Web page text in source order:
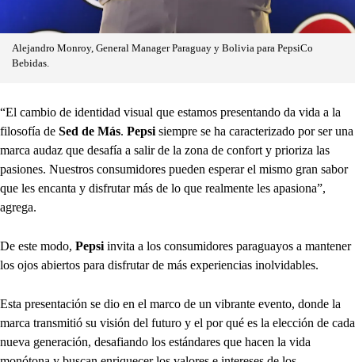
Alejandro Monroy, General Manager Paraguay y Bolivia para PepsiCo
Bebidas.
“El cambio de identidad visual que estamos presentando da vida a la
filosofía de Sed de Más. Pepsi siempre se ha caracterizado por ser una
marca audaz que desafía a salir de la zona de confort y prioriza las
pasiones. Nuestros consumidores pueden esperar el mismo gran sabor
que les encanta y disfrutar más de lo que realmente les apasiona”,
agrega.
De este modo, Pepsi invita a los consumidores paraguayos a mantener
los ojos abiertos para disfrutar de más experiencias inolvidables.
Esta presentación se dio en el marco de un vibrante evento, donde la
marca transmitió su visión del futuro y el por qué es la elección de cada
nueva generación, desafiando los estándares que hacen la vida